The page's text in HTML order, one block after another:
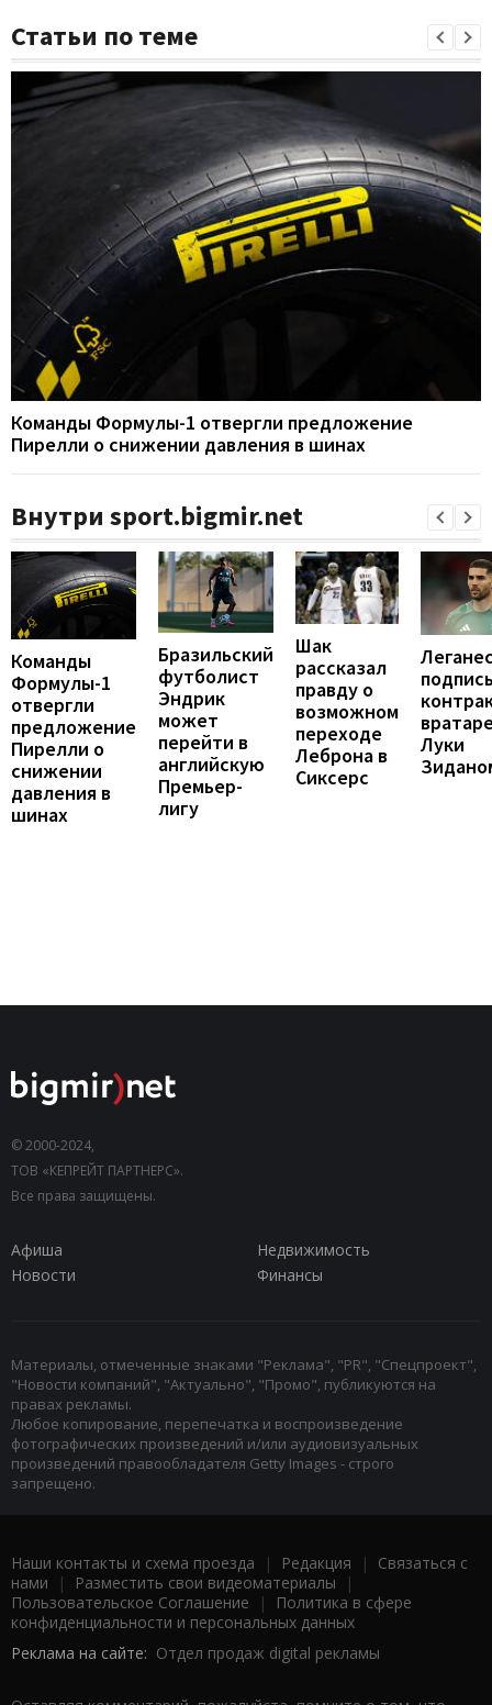
Статьи по теме
Команды Формулы-1 отвергли предложение
Пирелли о снижении давления в шинах
Внутри sport.bigmir.net
Команды
Формулы-1
отвергли
предложение
Пирелли о
снижении
давления в
шинах
Бразильский
футболист
Эндрик
может
перейти в
английскую
Премьер-
лигу
Шак
рассказал
правду о
возможном
переходе
Леброна в
Сиксерс
Луки
© 2000-2024,
ТОВ «КЕПРЕЙТ ПАРТНЕРС».
Все права защищены.
Афиша
Недвижимость
Новости
Финансы
Материалы, отмеченные знаками "Реклама", "PR", "Спецпроект",
"Новости компаний", "Актуально", "Промо", публикуются на
правах рекламы.
Любое копирование, перепечатка и воспроизведение
фотографических произведений и/или аудиовизуальных
произведений правообладателя Getty Images - строго
запрещено.
Наши контакты и схема проезда | Редакция | Связаться с
нами | Разместить свои видеоматериалы |
Пользовательское Соглашение |
Политика в сфере
конфиденциальности и персональных данных
Реклама на сайте: Отдел продаж digital рекламы